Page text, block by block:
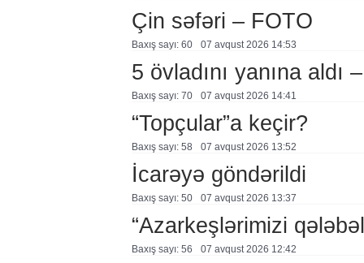
Çin səfəri – FOTO
Baxış sayı: 60 07 avqust 2026 14:53
5 övladını yanına aldı
Baxış sayı: 70 07 avqust 2026 14:41
“Topçular”a keçir?
Baxış sayı: 58 07 avqust 2026 13:52
İcarəyə göndərildi
Baxış sayı: 50 07 avqust 2026 13:37
“Azarkeşlərimizi
Baxış sayı: 56 07 avqust 2026 12:42